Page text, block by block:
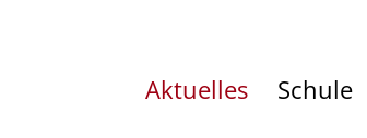
Aktuelles Schule